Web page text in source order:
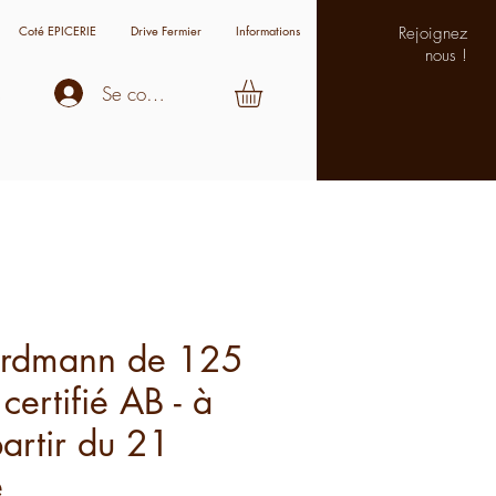
Coté EPICERIE Drive Fermier Informations
Se connecter
Rejoignez
nous !
de 125
AB - à
du 21